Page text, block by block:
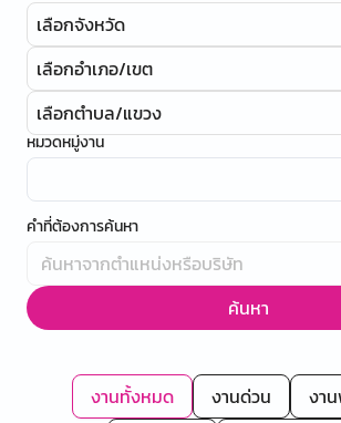
เลือกจังหวัด
เลือกอำเภอ/เขต
เลือกตำบล/แขวง
หมวดหมู่งาน
คำที่ต้องการค้นหา
ค้นหา
งานทั้งหมด งานด่วน
งา